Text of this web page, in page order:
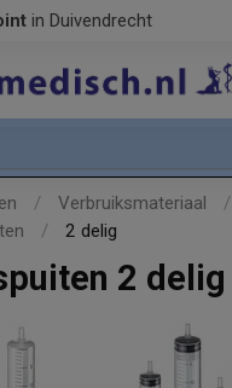
in Duivendrecht
/ Verbruiksmateriaal /
/ 2 delig
2 delig